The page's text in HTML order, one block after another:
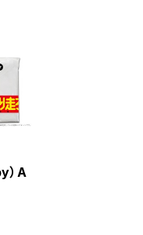
）A